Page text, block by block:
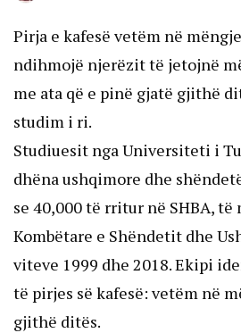
Pirja e kafesë vetëm në
ndihmojë njerëzit të jetojnë
me ata që e pinë gjatë gjithë
studim i ri.
Studiuesit nga Universiteti i
dhëna ushqimore dhe
se 40,000 të rritur në SHBA, të
Kombëtare e Shëndetit dhe
viteve 1999 dhe 2018. Ekipi
të pirjes së kafesë: vetëm në
gjithë ditës.